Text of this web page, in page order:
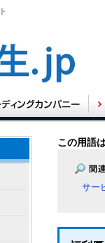
この用語
サー